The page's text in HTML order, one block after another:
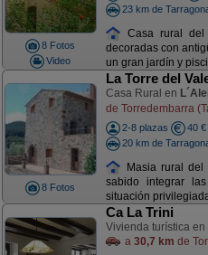
8 Fotos
Video
23 km de
Casa rural del
decoradas con
un gran jardín y
8 Fotos
La Torre del
Casa Rural en
de Torredembarra
2-8 plazas
40 €
20 km de
Masia rural del
sabido integrar
situación
Ca La Trini
Vivienda turística en
a 30,7 km de